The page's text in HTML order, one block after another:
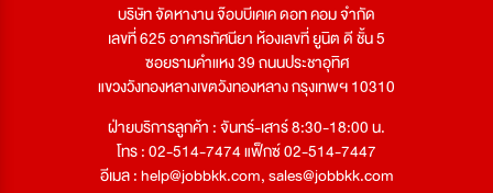
บริษัท จัดหางาน จ๊อบบีเคเค ดอท คอม จำกัด
เลขที่ 625 อาคารทัศนียา ห้องเลขที่ ยูนิต ดี ชั้น 5
ซอยรามคำแหง 39 ถนนประชาอุทิศ
แขวงวังทองหลางเขตวังทองหลาง กรุงเทพฯ 10310
ฝ่ายบริการลูกค้า : จันทร์-เสาร์ 8:30-18:00 น.
โทร : 02-514-7474 แฟ็กซ์ 02-514-7447
อีเมล :help@jobbkk.com,sales@jobbkk.com